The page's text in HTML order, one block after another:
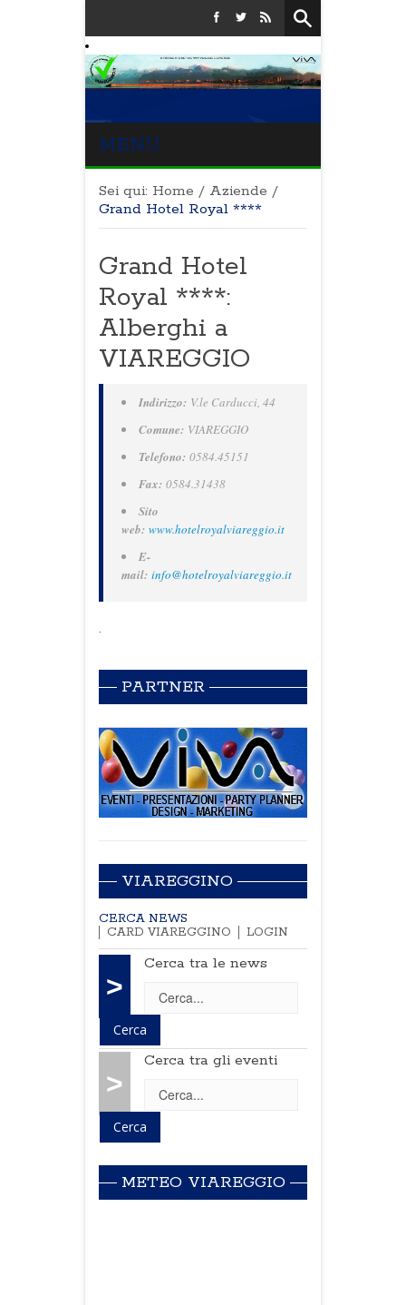
MENU
Sei qui: Home / Aziende /
Grand Hotel Royal ****
Grand Hotel
Royal ****:
Alberghi a
VIAREGGIO
Indirizzo: V.le Carducci, 44
Comune: VIAREGGIO
Telefono: 0584.45151
Fax: 0584.31438
Sito
web: www.hotelroyalviareggio.it
E-
mail: info@hotelroyalviareggio.it
.
PARTNER
VIAREGGINO
CERCA NEWS
CARD VIAREGGINO
LOGIN
>
Cerca tra le news
>
Cerca tra gli eventi
METEO VIAREGGIO